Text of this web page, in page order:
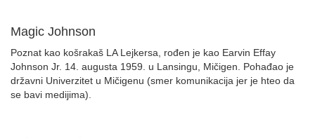
Magic Johnson
Poznat kao košrakaš LA Lejkersa, rođen je kao Earvin Effay
Johnson Jr. 14. augusta 1959. u Lansingu, Mičigen. Pohađao je
državni Univerzitet u Mičigenu (smer komunikacija jer je hteo da
se bavi medijima).